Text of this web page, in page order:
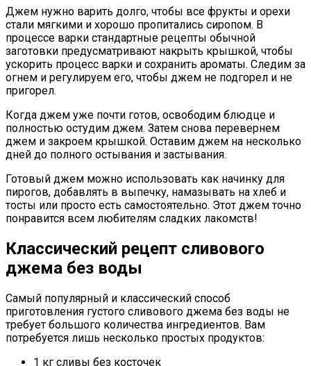
Джем нужно варить долго, чтобы все фрукты и орехи
стали мягкими и хорошо пропитались сиропом. В
процессе варки стандартные рецепты обычной
заготовки предусматривают накрыть крышкой, чтобы
ускорить процесс варки и сохранить ароматы. Следим за
огнем и регулируем его, чтобы джем не подгорел и не
пригорел.
Когда джем уже почти готов, освободим блюдце и
полностью остудим джем. Затем снова перевернем
джем и закроем крышкой. Оставим джем на несколько
дней до полного остывания и застывания.
Готовый джем можно использовать как начинку для
пирогов, добавлять в выпечку, намазывать на хлеб и
тосты или просто есть самостоятельно. Этот джем точно
понравится всем любителям сладких лакомств!
Классический рецепт сливового
джема без воды
Самый популярный и классический способ
приготовления густого сливового джема без воды не
требует большого количества ингредиентов. Вам
потребуется лишь несколько простых продуктов:
1 кг сливы без косточек